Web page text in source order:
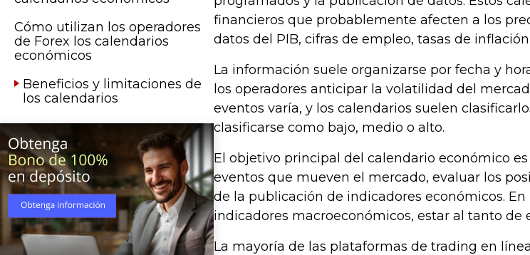
Cómo utilizan los operadores
de Forex los calendarios
económicos
Beneficios y limitaciones de
los calendarios
financieros que probablemente afecten a los
datos del PIB, cifras de empleo, tasas de
La información suele organizarse por fecha y
los operadores anticipar la volatilidad del
eventos varía, y los calendarios suelen
clasificarse como bajo, medio o alto.
El objetivo principal del calendario económico
eventos que mueven el mercado, evaluar los
de la publicación de indicadores económicos.
indicadores macroeconómicos, estar al tanto de
La mayoría de las plataformas de trading en